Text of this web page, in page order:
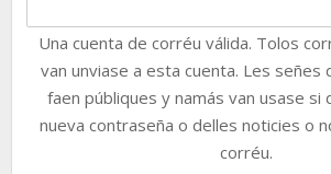
Una cuenta de corréu válida. Tolos
van unviase a esta cuenta. Les señes
faen públiques y namás van usase si
nueva contraseña o delles noticies o
corréu.